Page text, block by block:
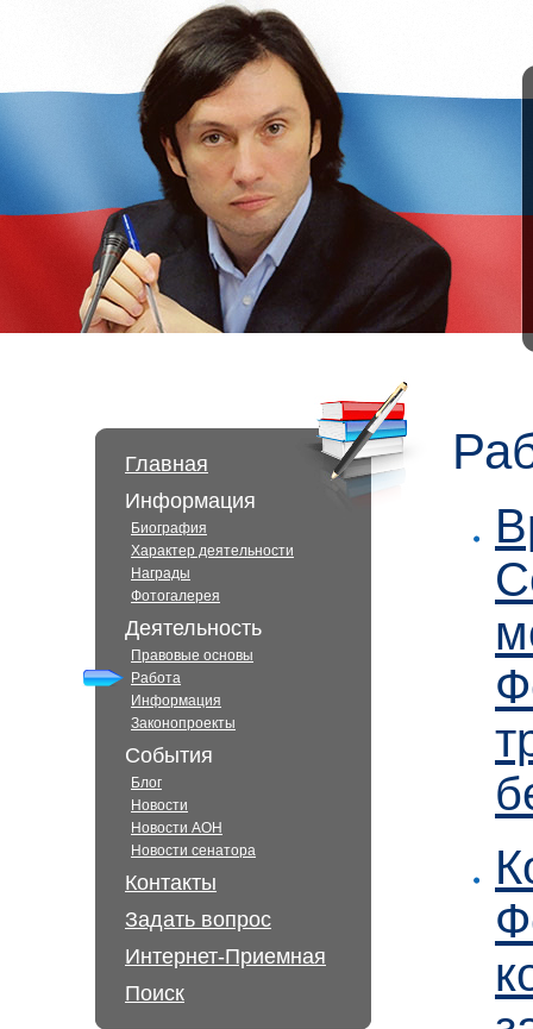
Главная
Информация
Биография
Характер деятельности
Награды
Фотогалерея
Деятельность
Правовые основы
Работа
Информация
Законопроекты
События
Блог
Новости
Новости АОН
Новости сенатора
Контакты
Задать вопрос
Интернет-Приемная
Поиск